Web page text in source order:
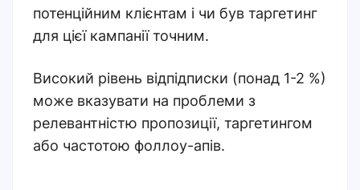
потенційним клієнтам і чи був таргетинг
для цієї кампанії точним.
Високий рівень відпідписки (понад 1-2 %)
може вказувати на проблеми з
релевантністю пропозиції, таргетингом
або частотою фоллоу-апів.